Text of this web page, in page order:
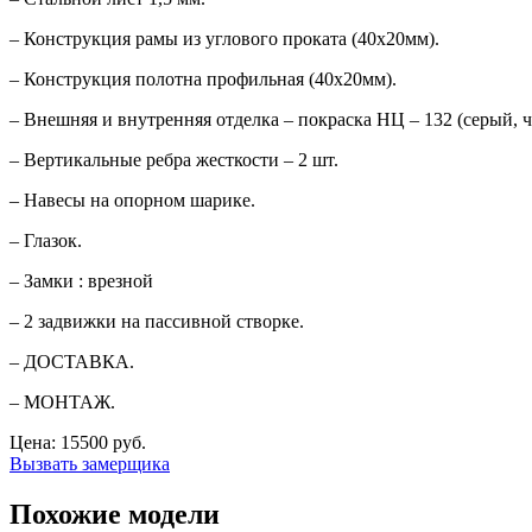
– Конструкция рамы из углового проката (40х20мм).
– Конструкция полотна профильная (40х20мм).
– Внешняя и внутренняя отделка – покраска НЦ – 132 (серый,
– Вертикальные ребра жесткости – 2 шт.
– Навесы на опорном шарике.
– Глазок.
– Замки : врезной
– 2 задвижки на пассивной створке.
– ДОСТАВКА.
– МОНТАЖ.
Цена: 15500 руб.
Вызвать замерщика
Похожие модели